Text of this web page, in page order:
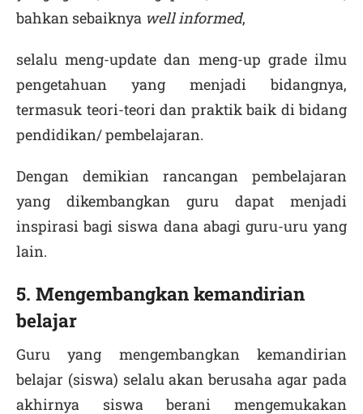
bahkan sebaiknya well informed,
selalu meng-update dan meng-up grade ilmu
pengetahuan yang menjadi bidangnya,
termasuk teori-teori dan praktik baik di bidang
pendidikan/ pembelajaran.
Dengan demikian rancangan pembelajaran
yang dikembangkan guru dapat menjadi
inspirasi bagi siswa dana abagi guru-uru yang
lain.
5. Mengembangkan kemandirian
belajar
Guru yang mengembangkan kemandirian
belajar (siswa) selalu akan berusaha agar pada
akhirnya siswa berani mengemukakan